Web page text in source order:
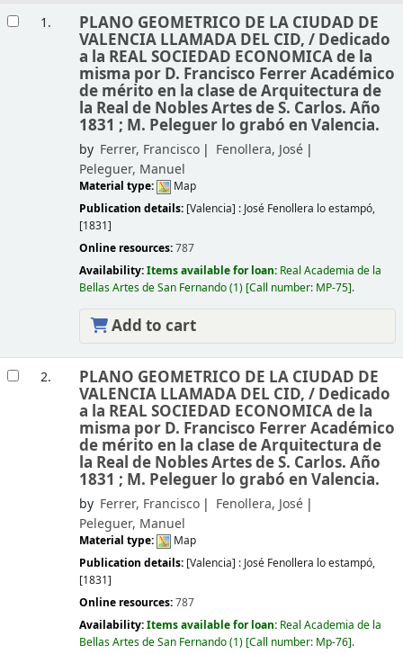
1. PLANO GEOMETRICO DE LA CIUDAD DE
VALENCIA LLAMADA DEL CID, / Dedicado
a la REAL SOCIEDAD ECONOMICA de la
misma por D. Francisco Ferrer Académico
de mérito en la clase de Arquitectura de
la Real de Nobles Artes de S. Carlos. Año
1831 ; M. Peleguer lo grabó en Valencia.
by Ferrer, Francisco
Fenollera, José
Peleguer, Manuel
Material type:
Map
Publication details: [Valencia] : José Fenollera lo estampó,
[1831]
Online resources:787
Availability:Items available for loan: Real Academia de la
Bellas Artes de San Fernando(1) Call number: MP-75 .
Add to cart
2. PLANO GEOMETRICO DE LA CIUDAD DE
VALENCIA LLAMADA DEL CID, / Dedicado
a la REAL SOCIEDAD ECONOMICA de la
misma por D. Francisco Ferrer Académico
de mérito en la clase de Arquitectura de
la Real de Nobles Artes de S. Carlos. Año
1831 ; M. Peleguer lo grabó en Valencia.
by Ferrer, Francisco
Fenollera, José
Peleguer, Manuel
Material type:
Map
Publication details: [Valencia] : José Fenollera lo estampó,
[1831]
Online resources:787
Availability:Items available for loan: Real Academia de la
Bellas Artes de San Fernando(1) Call number: Mp-76 .